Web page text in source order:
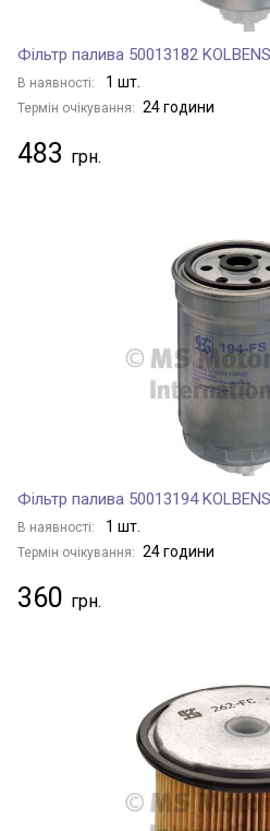
Фільтр палива 50013182
В наявності: 1 шт.
Термін очікування: 24 години
483
Фільтр палива 50013194
В наявності: 1 шт.
Термін очікування: 24 години
360